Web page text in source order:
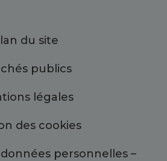
du site
publics
légales
des cookies
personnelles –